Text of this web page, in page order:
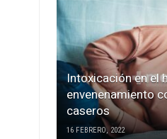
Intoxicación en el
envenenamiento
caseros
16 FEBRERO, 2022